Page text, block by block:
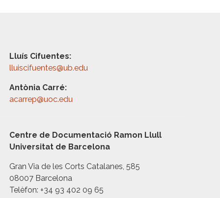
Lluís Cifuentes:
lluiscifuentes@ub.edu
Antònia Carré:
acarrep@uoc.edu
Centre de Documentació Ramon Llull
Universitat de Barcelona
Gran Via de les Corts Catalanes, 585
08007 Barcelona
Telèfon: +34 93 402 09 65